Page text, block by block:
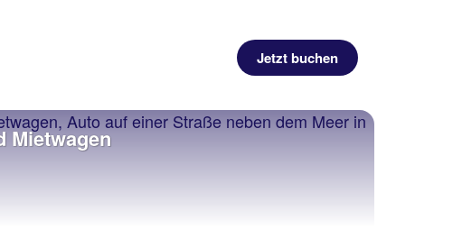
Jetzt buchen
Mietwagen